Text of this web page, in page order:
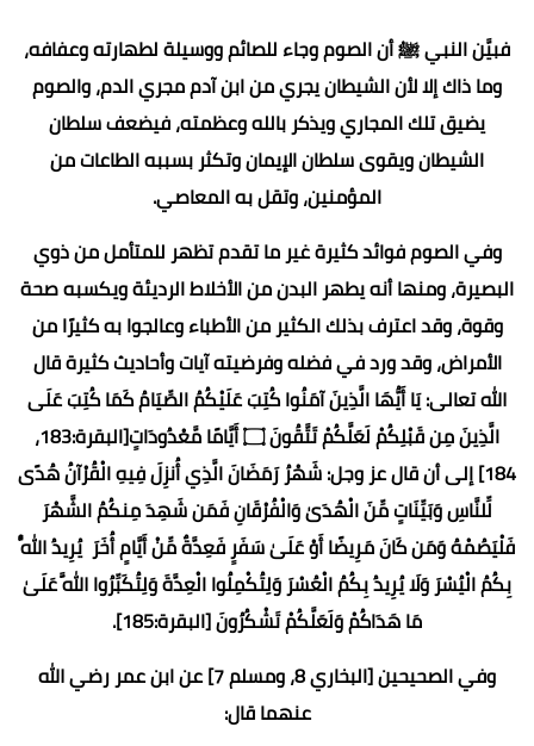
فبيَّن النبي ﷺ أن الصوم وجاء للصائم ووسيلة لطهارته وعفافه،
وما ذاك إلا لأن الشيطان يجري من ابن آدم مجري الدم، والصوم
يضيق تلك المجاري ويذكر بالله وعظمته، فيضعف سلطان
الشيطان ويقوى سلطان الإيمان وتكثر بسببه الطاعات من
المؤمنين، وتقل به المعاصي.
وفي الصوم فوائد كثيرة غير ما تقدم تظهر للمتأمل من ذوي
البصيرة، ومنها أنه يطهر البدن من الأخلاط الرديئة ويكسبه صحة
وقوة، وقد اعترف بذلك الكثير من الأطباء وعالجوا به كثيرًا من
الأمراض، وقد ورد في فضله وفرضيته آيات وأحاديث كثيرة قال
الله تعالى: يَا أَيُّهَا الَّذِينَ آمَنُوا كُتِبَ عَلَيْكُمُ الصِّيَامُ كَمَا كُتِبَ عَلَى
الَّذِينَ مِن قَبْلِكُمْ لَعَلَّكُمْ تَتَّقُونَ ۝ أَيَّامًا مَّعْدُودَاتٍ[البقرة:183،
184] إلى أن قال عز وجل: شَهْرُ رَمَضَانَ الَّذِي أُنزِلَ فِيهِ الْقُرْآنُ هُدًى
لِّلنَّاسِ وَبَيِّنَاتٍ مِّنَ الْهُدَىٰ وَالْفُرْقَانِ فَمَن شَهِدَ مِنكُمُ الشَّهْرَ
فَلْيَصُمْهُ وَمَن كَانَ مَرِيضًا أَوْ عَلَىٰ سَفَرٍ فَعِدَّةٌ مِّنْ أَيَّامٍ أُخَرَ يُرِيدُ اللَّهُ
بِكُمُ الْيُسْرَ وَلَا يُرِيدُ بِكُمُ الْعُسْرَ وَلِتُكْمِلُوا الْعِدَّةَ وَلِتُكَبِّرُوا اللَّهَ عَلَىٰ
مَا هَدَاكُمْ وَلَعَلَّكُمْ تَشْكُرُونَ [البقرة:185].
وفي الصحيحين [البخاري 8، ومسلم 7] عن ابن عمر رضي الله
عنهما قال: